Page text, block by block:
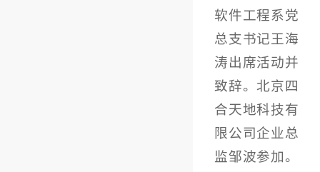
软件工程系党
总支书记王海
涛出席活动并
致辞。北京四
合天地科技有
限公司企业总
监邹波参加。